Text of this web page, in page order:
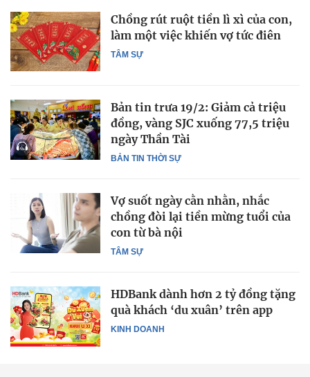
TÂM SỰ
Chồng rút ruột tiền lì xì của con,
làm một việc khiến vợ tức điên
BẢN TIN THỜI SỰ
Bản tin trưa 19/2: Giảm cả triệu
đồng, vàng SJC xuống 77,5 triệu
ngày Thần Tài
TÂM SỰ
Vợ suốt ngày cằn nhằn, nhắc
chồng đòi lại tiền mừng tuổi của
con từ bà nội
KINH DOANH
HDBank dành hơn 2 tỷ đồng tặng
quà khách ‘du xuân’ trên app